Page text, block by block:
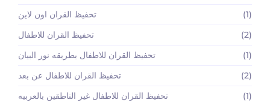
تحفيظ القران اون لاين
(1)
تحفيظ القران للاطفال
(2)
تحفيظ القران للاطفال بطريقه نور البيان
(1)
تحفيظ القران للاطفال عن بعد
(2)
تحفيظ القران للاطفال غير الناطقين بالعربيه
(1)